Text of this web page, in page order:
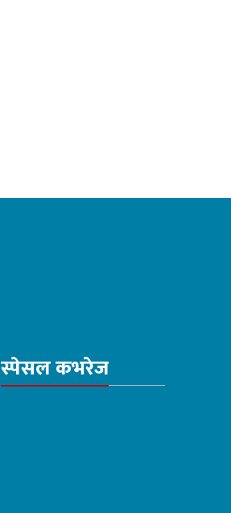
स्पेसल कभरेज